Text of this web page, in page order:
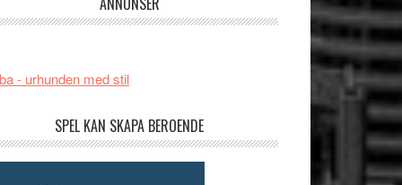
- urhunden med stil
SPEL KAN SKAPA BEROENDE